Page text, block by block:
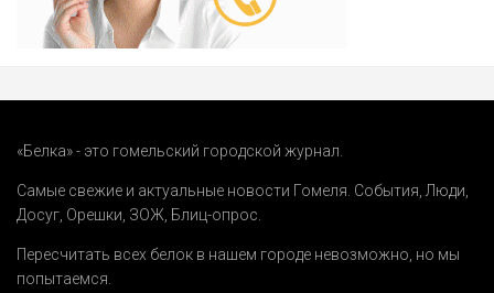
«Белка» - это гомельский городской журнал.
Самые свежие и актуальные новости Гомеля. События,Люди,
Досуг, Орешки, ЗОЖ, Блиц-опрос.
Пересчитать всех белок в нашем городе невозможно, но мы
попытаемся.